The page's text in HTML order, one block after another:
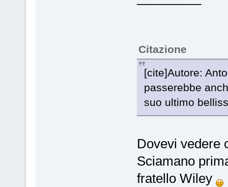
Citazione
[cite]Autore:
passerebbe
suo ultimo
Dovevi vedere
Sciamano
fratello Wiley